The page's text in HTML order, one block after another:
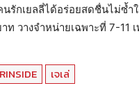
รักเยลลี่ได้อร่อยสดชื่นไม่ซ้
ท วางจำหน่ายเฉพาะที่ 7-11
เจเล่